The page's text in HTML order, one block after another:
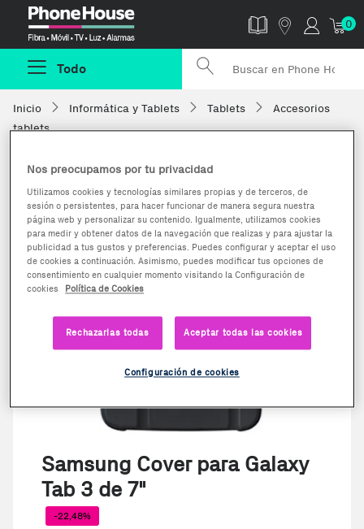
0
Todo
Inicio Informática y Tablets Tablets
Accesorios
tablets
Samsung Cover para Galaxy
Tab 3 de 7"
-22,48%
Nos preocupamos por tu privacidad
Utilizamos cookies y tecnologías similares propias y de terceros, de
sesión o persistentes, para hacer funcionar de manera segura nuestra
página web y personalizar su contenido. Igualmente, utilizamos cookies
para medir y obtener datos de la navegación que realizas y para ajustar la
publicidad a tus gustos y preferencias. Puedes configurar y aceptar el uso
de cookies a continuación. Asimismo, puedes modificar tus opciones de
consentimiento en cualquier momento visitando la Configuración de
cookies
Política de Cookies
Rechazarlas todas Aceptar todas las cookies
Configuración de cookies